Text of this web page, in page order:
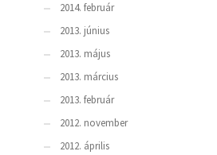
2014. február
2013. június
2013. május
2013. március
2013. február
2012. november
2012. április